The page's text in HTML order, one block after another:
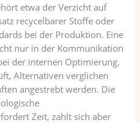
etwa der Verzicht auf
recycelbarer Stoffe oder
bei der Produktion. Eine
nur in der Kommunikation
der internen Optimierung.
Alternativen verglichen
angestrebt werden. Die
Zeit, zahlt sich aber